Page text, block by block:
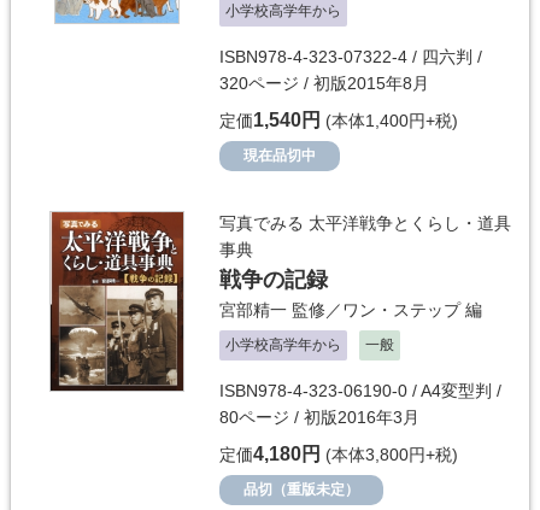
小学校高学年から
ISBN978-4-323-07322-4 / 四六判 /
320ページ / 初版2015年8月
定価1,540円 (本体1,400円+税)
現在品切中
写真でみる 太平洋戦争とくらし・道具
事典
戦争の記録
宮部精一 監修／ ワン・ステップ編
小学校高学年から 一般
ISBN978-4-323-06190-0 / A4変型判 /
80ページ / 初版2016年3月
定価4,180円 (本体3,800円+税)
品切（重版未定）